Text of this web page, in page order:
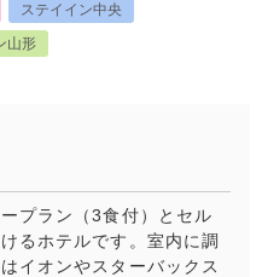
ステイイン中央
山形
プラン（3食付）とセル
るホテルです。室内に調
イオンやスターバックス